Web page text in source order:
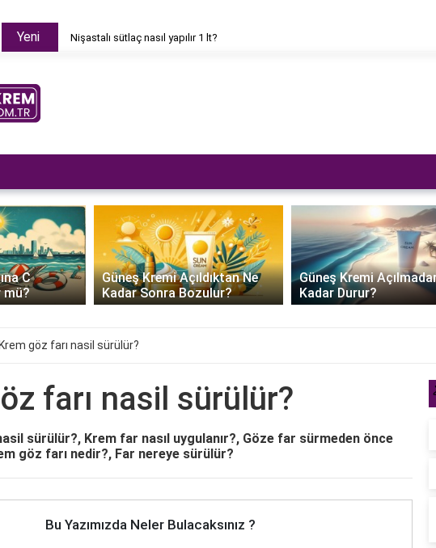
Yeni Nişastalı sütlaç nasıl yapılır 1 lt?
C
mü?
Güneş Kremi Açıldıktan Ne
Kadar Sonra Bozulur?
Güneş Kremi
Kadar Durur?
Krem göz farı nasil sürülür?
farı nasil sürülür?
sürülür?, Krem far nasıl uygulanır?, Göze far sürmeden önce
göz farı nedir?, Far nereye sürülür?
Bu Yazımızda Neler Bulacaksınız ?